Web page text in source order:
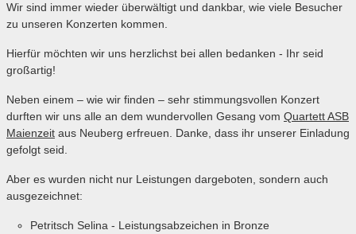
Chronik
Blog
Archiv
Freunde
Media
Kontakt
Wir sind immer wieder überwältigt und dankbar, wie viele Besucher
zu unseren Konzerten kommen.
Hierfür möchten wir uns herzlichst bei allen bedanken - Ihr seid
großartig!
Neben einem – wie wir finden – sehr stimmungsvollen Konzert
durften wir uns alle an dem wundervollen Gesang vom Quartett ASB
Maienzeit aus Neuberg erfreuen. Danke, dass ihr unserer Einladung
gefolgt seid.
Aber es wurden nicht nur Leistungen dargeboten, sondern auch
ausgezeichnet:
Petritsch Selina - Leistungsabzeichen in Bronze